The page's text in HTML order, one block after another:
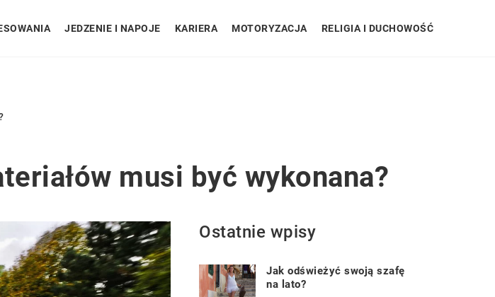
JEDZENIE I NAPOJE KARIERA MOTORYZACJA RELIGIA I DUCHOWOŚĆ
musi być wykonana?
Ostatnie wpisy
Jak odświeżyć swoją szafę
na lato?